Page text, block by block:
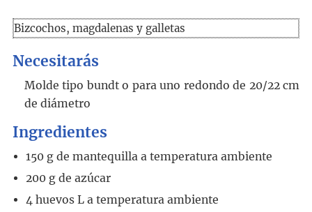
Bizcochos, magdalenas y galletas
Necesitarás
Molde tipo bundt o para uno redondo de 20/22 cm
de diámetro
Ingredientes
150 g de mantequilla a temperatura ambiente
200 g de azúcar
4 huevos L a temperatura ambiente